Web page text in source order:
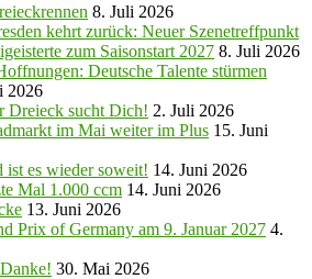
8. Juli 2026
kehrt zurück: Neuer Szenetreffpunkt
zum Saisonstart 2027 8. Juli 2026
Deutsche Talente stürmen
2026
Dreieck sucht Dich! 2. Juli 2026
im Mai weiter im Plus 15. Juni
es wieder soweit! 14. Juni 2026
Mal 1.000 ccm 14. Juni 2026
13. Juni 2026
Prix of Germany am 9. Januar 2027 4.
30. Mai 2026